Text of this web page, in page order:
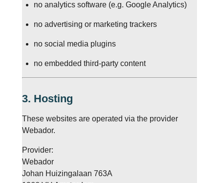
no analytics software (e.g. Google Analytics)
no advertising or marketing trackers
no social media plugins
no embedded third-party content
3. Hosting
These websites are operated via the provider
Webador.
Provider:
Webador
Johan Huizingalaan 763A